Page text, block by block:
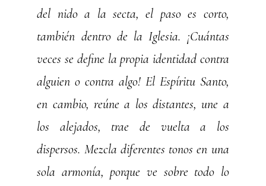
del nido a la secta, el paso es corto,
también dentro de la Iglesia. ¡Cuántas
veces se define la propia identidad contra
alguien o contra algo! El Espíritu Santo,
en cambio, reúne a los distantes, une a
los alejados, trae de vuelta a los
dispersos. Mezcla diferentes tonos en una
sola armonía, porque ve sobre todo lo